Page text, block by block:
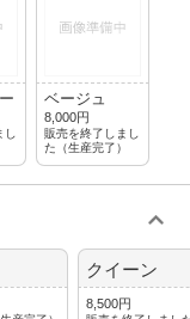
ベージュ
8,000円
販売を終了しまし
た（生産完了）
クイーン
8,500円